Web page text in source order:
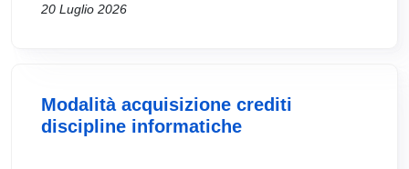
20 Luglio 2026
Modalità acquisizione crediti
discipline informatiche